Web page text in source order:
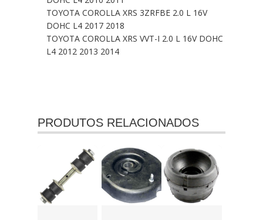
TOYOTA COROLLA XRS 3ZRFBE 2.0 L 16V
DOHC L4 2017 2018
TOYOTA COROLLA XRS VVT-I 2.0 L 16V DOHC
L4 2012 2013 2014
PRODUTOS RELACIONADOS